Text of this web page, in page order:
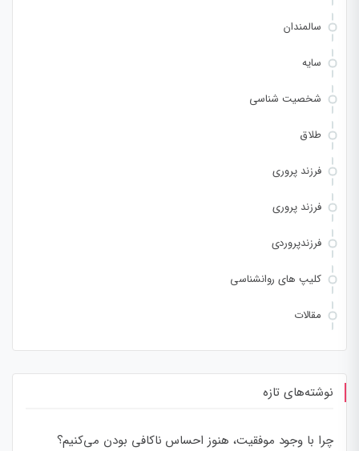
سالمندان
سایه
شخصیت شناسی
طلاق
فرزند پروری
فرزند پروری
فرزندپروردی
کلیپ های روانشناسی
مقالات
نوشته‌های تازه
چرا با وجود موفقیت، هنوز احساس ناکافی بودن می‌کنیم؟